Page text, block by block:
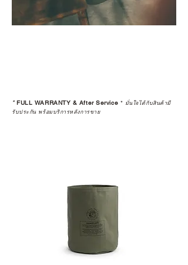
*FULL WARRANTY & After Service * มั่นใจได้กับสินค้ามี
รับประกัน พร้อมบริการหลังการขาย